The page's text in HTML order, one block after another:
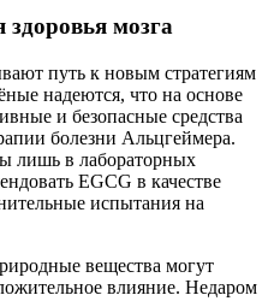
мозга
путь к новым стратегиям
надеются, что на основе
и безопасные средства
болезни Альцгеймера.
лишь в лабораторных
EGCG в качестве
испытания на
вещества могут
влияние. Недаром